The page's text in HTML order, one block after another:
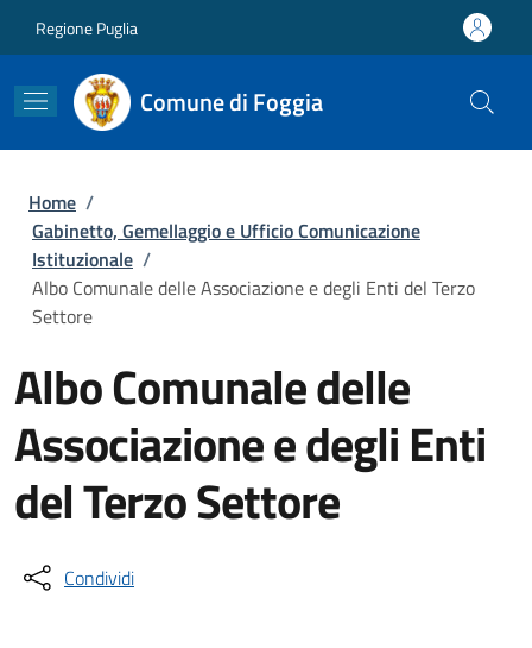
Regione Puglia
Comune di Foggia
Briciole di pane
Home /
Gabinetto, Gemellaggio e Ufficio Comunicazione
Istituzionale /
Albo Comunale delle Associazione e degli Enti del Terzo
Settore
Albo Comunale delle
Associazione e degli Enti
del Terzo Settore
Condividi